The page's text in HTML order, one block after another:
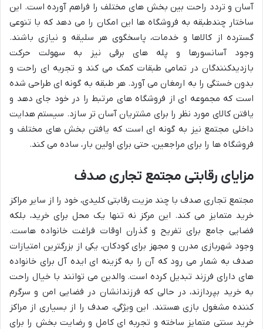
آسان و تردد راحت بین بخش های مختلف را فراهم آورده است. این
ساختار چندطبقه به فروشگاه ها این امکان را می دهد که با تنوعی
گسترده از کالاها و خدمات، پاسخگوی هر سلیقه و نیازی باشند.
وجود آسانسورها و پله های برقی نیز به سهولت حرکت
بازدیدکنندگان در تمامی طبقات کمک می کند و تجربه ای راحت و
بدون خستگی را به ارمغان می آورد. هر طبقه به گونه ای طراحی شده
است که مجموعه ای از فروشگاه های مرتبط را در خود جای دهد و
یافتن کالای مورد نظر را برای مشتریان آسان تر سازد. سیستم هدایت
داخلی مجتمع نیز به گونه ای است که یافتن بخش های مختلف و
فروشگاه ها را برای مراجعین، حتی برای اولین بار، ساده می کند.
مزایای رقابتی مجتمع تجاری صدف
مجتمع تجاری صدف با چند مزیت رقابتی کلیدی، خود را از سایر مراکز
خرید متمایز می کند. این مرکز نه تنها یک محل برای خرید، بلکه
فضایی جامع برای تفریح و گذران اوقات فراغت خانواده هاست.
وجود شهربازی مدرن و مجهز برای کودکان، یکی از بزرگترین امتیازات
صدف به شمار می رود که آن را به گزینه ای ایده آل برای خانواده
های دارای فرزند تبدیل کرده است. والدین می توانند با خیال راحت
به خرید بپردازند، در حالی که فرزندانشان در فضایی امن و سرگرم
کننده مشغول بازی هستند. این ویژگی، صدف را از بسیاری از مراکز
خرید سنتی متمایز ساخته و تجربه ای کامل و رضایت بخش را برای